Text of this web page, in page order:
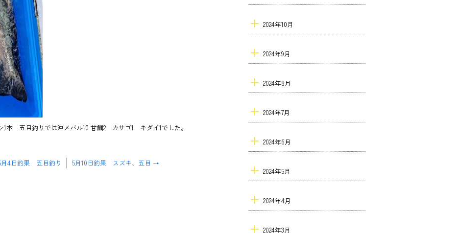
1本 五目釣りでは沖メバル10 甘鯛2 カサゴ1 キダイ1でした。
月4日釣果 五目釣り 5月10日釣果 スズキ、五目 →
2024年10月
2024年9月
2024年8月
2024年7月
2024年6月
2024年5月
2024年4月
2024年3月